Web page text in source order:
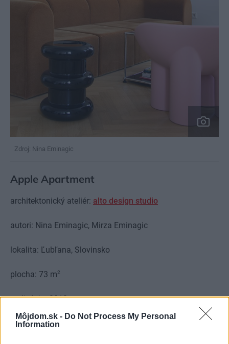
Môjdom.sk - Do Not Process My Personal
Information
Zdroj: Nina Eminagic
Apple Apartment
architektonický ateliér: alto design studio
autori: Nina Eminagic, Mirza Eminagic
lokalita: Ľubľana, Slovinsko
plocha: 73 m2
realizácia: 2018